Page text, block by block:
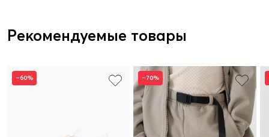
Рекомендуемые товары
–60% –70%